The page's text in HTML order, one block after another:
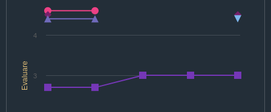
Evaluare 3
4